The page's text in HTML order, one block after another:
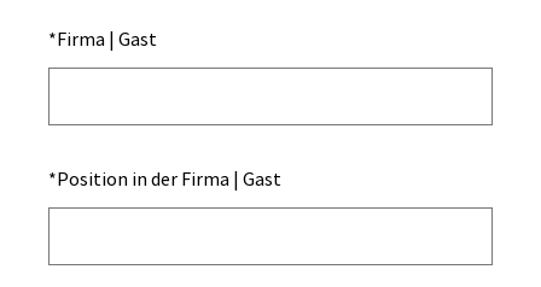
*Firma | Gast
*Position in der Firma | Gast